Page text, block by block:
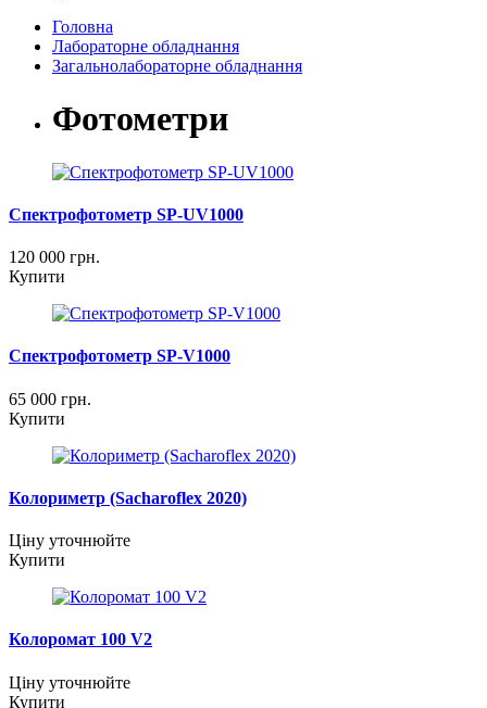
Головна
Лабораторне обладнання
Загальнолабораторне обладнання
Фотометри
Спектрофотометр SP-UV1000
120 000 грн.
Купити
Спектрофотометр SP-V1000
65 000 грн.
Купити
Колориметр (Sacharoflex 2020)
Ціну уточнюйте
Купити
Колоромат 100 V2
Ціну уточнюйте
Купити